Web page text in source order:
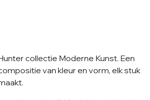
collectie Moderne Kunst. Een
van kleur en vorm, elk stuk